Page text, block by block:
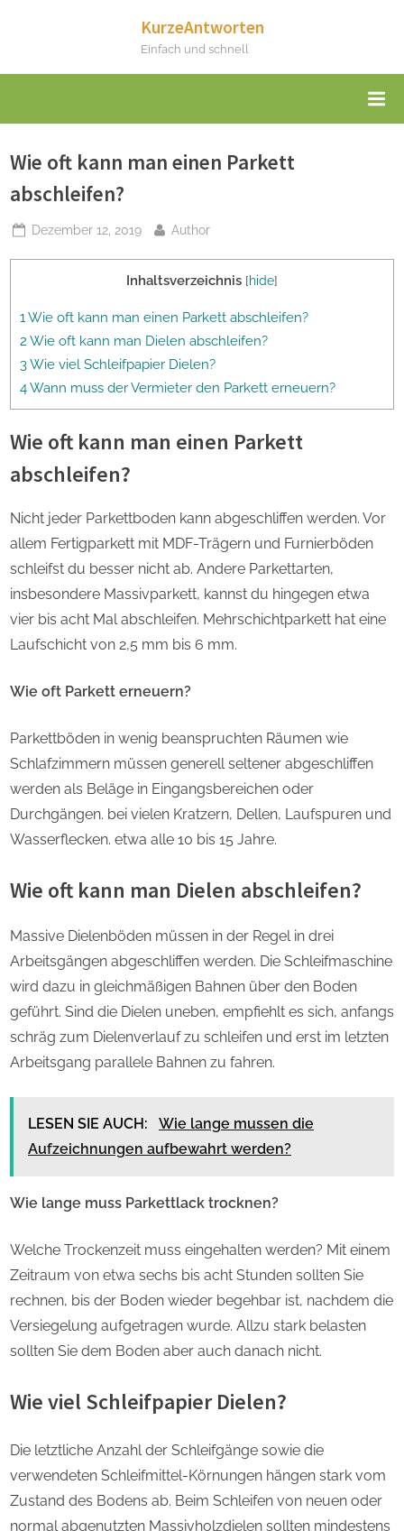
KurzeAntworten
Einfach und schnell
Wie oft kann man einen Parkett
abschleifen?
Posted
Dezember 12, 2019 By
Author
Inhaltsverzeichnis [hide]
1 Wie oft kann man einen Parkett abschleifen?
2 Wie oft kann man Dielen abschleifen?
3 Wie viel Schleifpapier Dielen?
4 Wann muss der Vermieter den Parkett erneuern?
Wie oft kann man einen Parkett
abschleifen?
Nicht jeder Parkettboden kann abgeschliffen werden. Vor
allem Fertigparkett mit MDF-Trägern und Furnierböden
schleifst du besser nicht ab. Andere Parkettarten,
insbesondere Massivparkett, kannst du hingegen etwa
vier bis acht Mal abschleifen. Mehrschichtparkett hat eine
Laufschicht von 2,5 mm bis 6 mm.
Wie oft Parkett erneuern?
Parkettböden in wenig beanspruchten Räumen wie
Schlafzimmern müssen generell seltener abgeschliffen
werden als Beläge in Eingangsbereichen oder
Durchgängen. bei vielen Kratzern, Dellen, Laufspuren und
Wasserflecken. etwa alle 10 bis 15 Jahre.
Wie oft kann man Dielen abschleifen?
Massive Dielenböden müssen in der Regel in drei
Arbeitsgängen abgeschliffen werden. Die Schleifmaschine
wird dazu in gleichmäßigen Bahnen über den Boden
geführt. Sind die Dielen uneben, empfiehlt es sich, anfangs
schräg zum Dielenverlauf zu schleifen und erst im letzten
Arbeitsgang parallele Bahnen zu fahren.
LESEN SIE AUCH:
Wie lange mussen die
Aufzeichnungen aufbewahrt werden?
Wie lange muss Parkettlack trocknen?
Welche Trockenzeit muss eingehalten werden? Mit einem
Zeitraum von etwa sechs bis acht Stunden sollten Sie
rechnen, bis der Boden wieder begehbar ist, nachdem die
Versiegelung aufgetragen wurde. Allzu stark belasten
sollten Sie dem Boden aber auch danach nicht.
Wie viel Schleifpapier Dielen?
Die letztliche Anzahl der Schleifgänge sowie die
verwendeten Schleifmittel-Körnungen hängen stark vom
Zustand des Bodens ab. Beim Schleifen von neuen oder
normal abgenutzten Massivholzdielen sollten mindestens